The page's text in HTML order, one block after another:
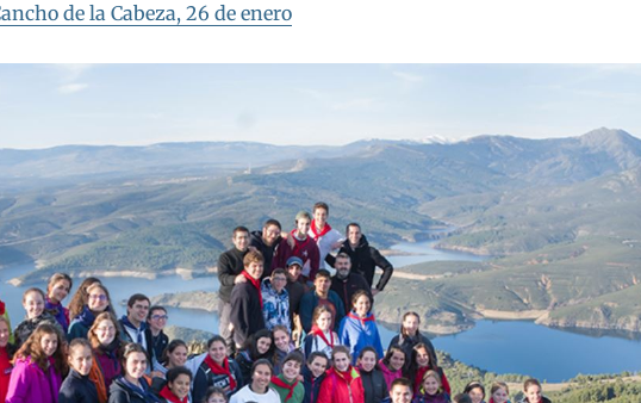
de la Cabeza, 26 de enero